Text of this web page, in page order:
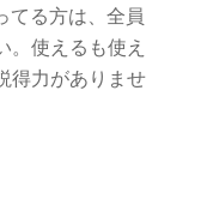
てる方は、全員
。使えるも使え
得力がありませ